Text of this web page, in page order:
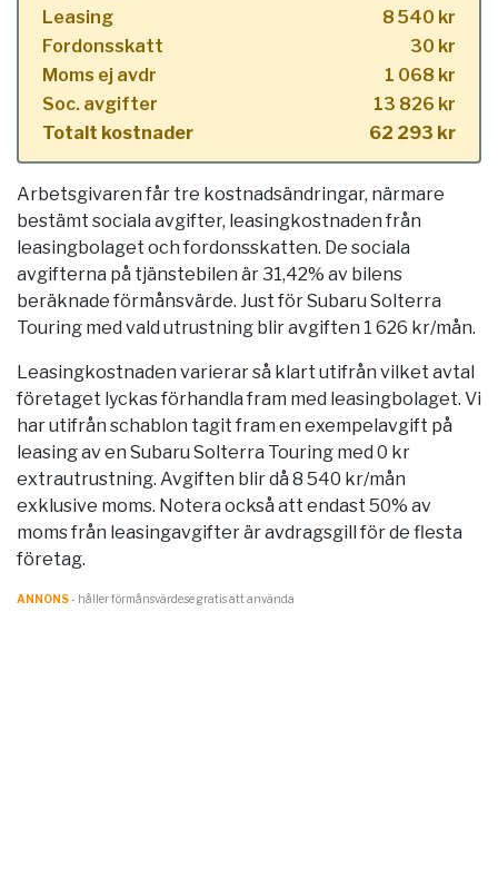
Leasing
8 540 kr
Fordonsskatt
30 kr
Moms ej avdr
1 068 kr
Soc. avgifter
13 826 kr
Totalt kostnader
62 293 kr
Arbetsgivaren får tre kostnadsändringar, närmare
bestämt sociala avgifter, leasingkostnaden från
leasingbolaget och fordonsskatten. De sociala
avgifterna på tjänstebilen är 31,42% av bilens
beräknade förmånsvärde. Just för Subaru Solterra
Touring med vald utrustning blir avgiften 1 626 kr/mån.
Leasingkostnaden varierar så klart utifrån vilket avtal
företaget lyckas förhandla fram med leasingbolaget. Vi
har utifrån schablon tagit fram en exempelavgift på
leasing av en Subaru Solterra Touring med 0 kr
extrautrustning. Avgiften blir då 8 540 kr/mån
exklusive moms. Notera också att endast 50% av
moms från leasingavgifter är avdragsgill för de flesta
företag.
ANNONS- håller förmånsvärde.se gratis att använda